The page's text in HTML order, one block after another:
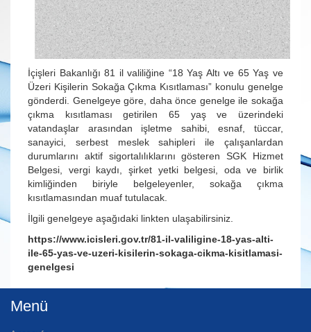
İçişleri Bakanlığı 81 il valiliğine “18 Yaş Altı ve 65 Yaş ve
Üzeri Kişilerin Sokağa Çıkma Kısıtlaması” konulu genelge
gönderdi. Genelgeye göre, daha önce genelge ile sokağa
çıkma kısıtlaması getirilen 65 yaş ve üzerindeki
vatandaşlar arasından işletme sahibi, esnaf, tüccar,
sanayici, serbest meslek sahipleri ile çalışanlardan
durumlarını aktif sigortalılıklarını gösteren SGK Hizmet
Belgesi, vergi kaydı, şirket yetki belgesi, oda ve birlik
kimliğinden biriyle belgeleyenler, sokağa çıkma
kısıtlamasından muaf tutulacak.
İlgili genelgeye aşağıdaki linkten ulaşabilirsiniz.
https://www.icisleri.gov.tr/81-il-valiligine-18-yas-alti-
ile-65-yas-ve-uzeri-kisilerin-sokaga-cikma-kisitlamasi-
genelgesi
Menü